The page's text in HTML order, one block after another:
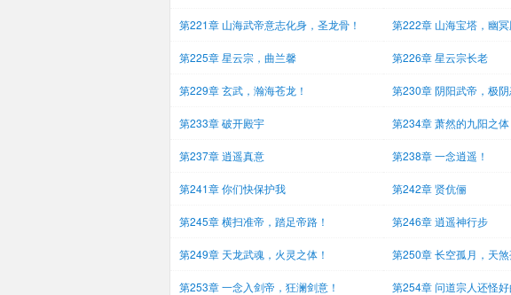
第221章 山海武帝意志化身，圣龙骨！ 第222章 山海宝塔，幽
第225章 星云宗，曲兰馨 第226章 星云宗长老
第229章 玄武，瀚海苍龙！ 第230章 阴阳武帝，极
第233章 破开殿宇 第234章 萧然的九阳之体
第237章 逍遥真意 第238章 一念逍遥！
第241章 你们快保护我 第242章 贤伉俪
第245章 横扫准帝，踏足帝路！ 第246章 逍遥神行步
第249章 天龙武魂，火灵之体！ 第250章 长空孤月，天煞
第253章 一念入剑帝，狂澜剑意！ 第254章 问道宗人还怪